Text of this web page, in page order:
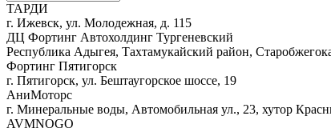
ТАРДИ
г. Ижевск, ул. Молодежная, д. 115
ДЦ Фортинг Автохолдинг Тургеневский
Республика Адыгея, Тахтамукайский район,
Фортинг Пятигорск
г. Пятигорск, ул. Бештаугорское шоссе, 19
АниМоторс
г. Минеральные воды, Автомобильная ул., 23, хутор
AVMNOGO